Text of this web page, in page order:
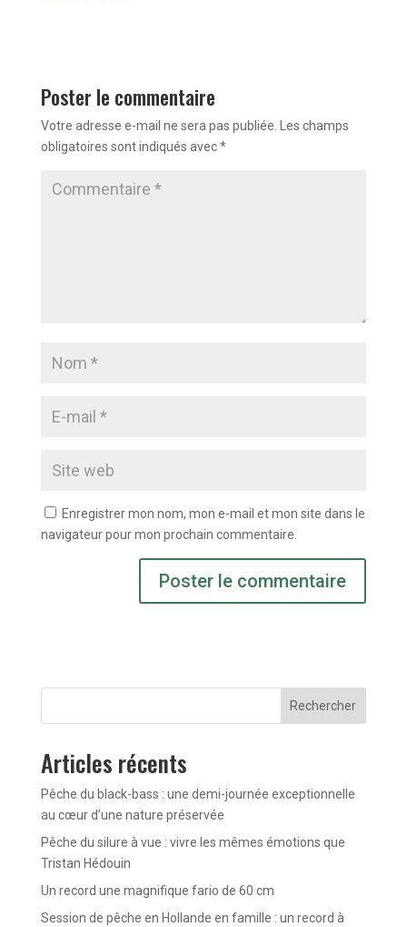
Poster le commentaire
Votre adresse e-mail ne sera pas publiée. Les champs
obligatoires sont indiqués avec*
Enregistrer mon nom, mon e-mail et mon site dans le
navigateur pour mon prochain commentaire.
Rechercher
Articles récents
Pêche du black-bass : une demi-journée exceptionnelle
au cœur d’une nature préservée
Pêche du silure à vue : vivre les mêmes émotions que
Tristan Hédouin
Un record une magnifique fario de 60 cm
Session de pêche en Hollande en famille : un record à